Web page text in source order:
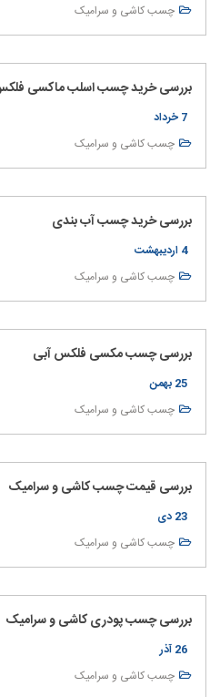
چسب کاشی و سرامیک
بررسی خرید چسب اسلب ماکسی
7 خرداد
چسب کاشی و سرامیک
بررسی خرید چسب آب بندی
4 اردیبهشت
چسب کاشی و سرامیک
بررسی چسب مکسی فلکس آبی
25 بهمن
چسب کاشی و سرامیک
بررسی قیمت چسب کاشی و سرامیک
23 دی
چسب کاشی و سرامیک
بررسی چسب پودری کاشی و سرامیک
26 آذر
چسب کاشی و سرامیک